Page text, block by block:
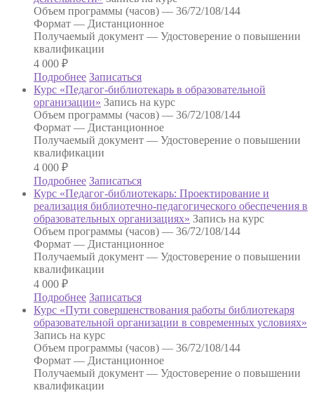
Объем программы (часов) — 36/72/108/144
Формат — Дистанционное
Получаемый документ — Удостоверение о повышении
квалификации
4 000 ₽
Подробнее Записаться
Курс «Педагог-библиотекарь в образовательной
организации» Запись на курс
Объем программы (часов) — 36/72/108/144
Формат — Дистанционное
Получаемый документ — Удостоверение о повышении
квалификации
4 000 ₽
Подробнее Записаться
Курс «Педагог-библиотекарь: Проектирование и
реализация библиотечно-педагогического обеспечения в
образовательных организациях» Запись на курс
Объем программы (часов) — 36/72/108/144
Формат — Дистанционное
Получаемый документ — Удостоверение о повышении
квалификации
4 000 ₽
Подробнее Записаться
Курс «Пути совершенствования работы библиотекаря
образовательной организации в современных условиях»
Запись на курс
Объем программы (часов) — 36/72/108/144
Формат — Дистанционное
Получаемый документ — Удостоверение о повышении
квалификации